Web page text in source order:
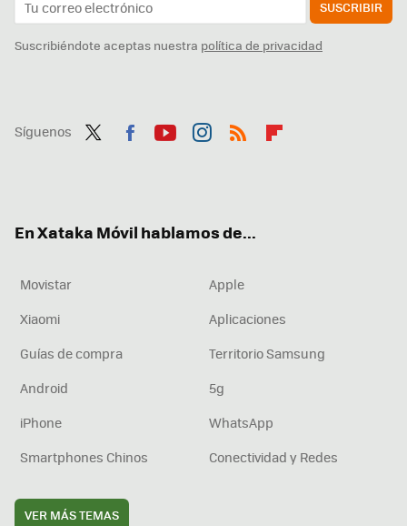
SUSCRIBIR
Suscribiéndote aceptas nuestra política de privacidad
Síguenos
En Xataka Móvil hablamos de...
Movistar
Apple
Xiaomi
Aplicaciones
Guías de compra
Territorio Samsung
Android
5g
iPhone
WhatsApp
Smartphones Chinos
Conectividad y Redes
VER MÁS TEMAS